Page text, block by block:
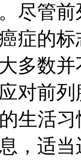
尽管
症的
多数
前列
活习
，适